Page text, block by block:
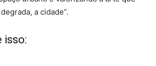
a cidade”.
isso: